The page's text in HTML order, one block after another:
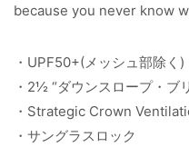
because you never know
・UPF50+(メッシュ部除く)
・2½ “ダウンスロープ・ブ
・Strategic Crown
・サングラスロック